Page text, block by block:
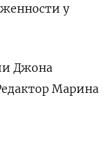
у
Джона
Марина